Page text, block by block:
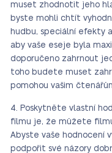
muset zhodnotit jeho
byste mohli chtít
hudbu, speciální efekty
aby vaše eseje byla
doporučeno zahrnout
toho budete muset
pomohou vašim
Poskytněte vlastní
filmu je, že můžete
Abyste vaše hodnocení
podpořit své názory